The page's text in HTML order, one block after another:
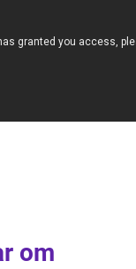
om